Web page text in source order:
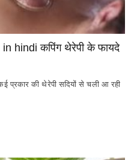
hindi कपिंग थेरेपी के फायदे
की थेरेपी सदियों से चली आ रही